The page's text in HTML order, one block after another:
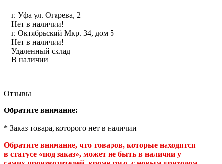
г. Уфа ул. Огарева, 2
Нет в наличии!
г. Октябрьский Мкр. 34, дом 5
Нет в наличии!
Удаленный склад
В наличии
Отзывы
Обратите внимание:
* Заказ товара, которого нет в наличии
Обратите внимание, что товаров, которые находятся
в статусе «под заказ», может не быть в наличии у